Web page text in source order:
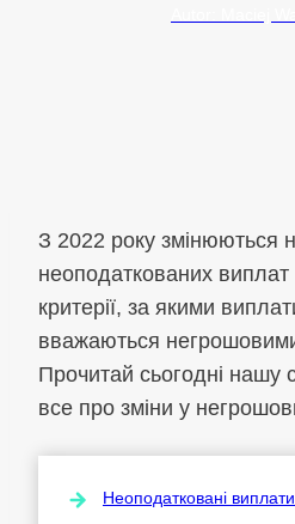
З 2022 року змінюються
неоподаткованих
критерії, за якими
вважаються
Прочитай сьогодні нашу
все про зміни у
Неоподатковані